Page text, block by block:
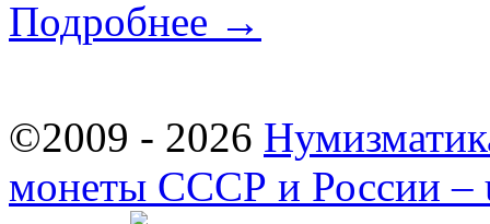
Подробнее →
©2009 - 2026
монеты СССР и России –